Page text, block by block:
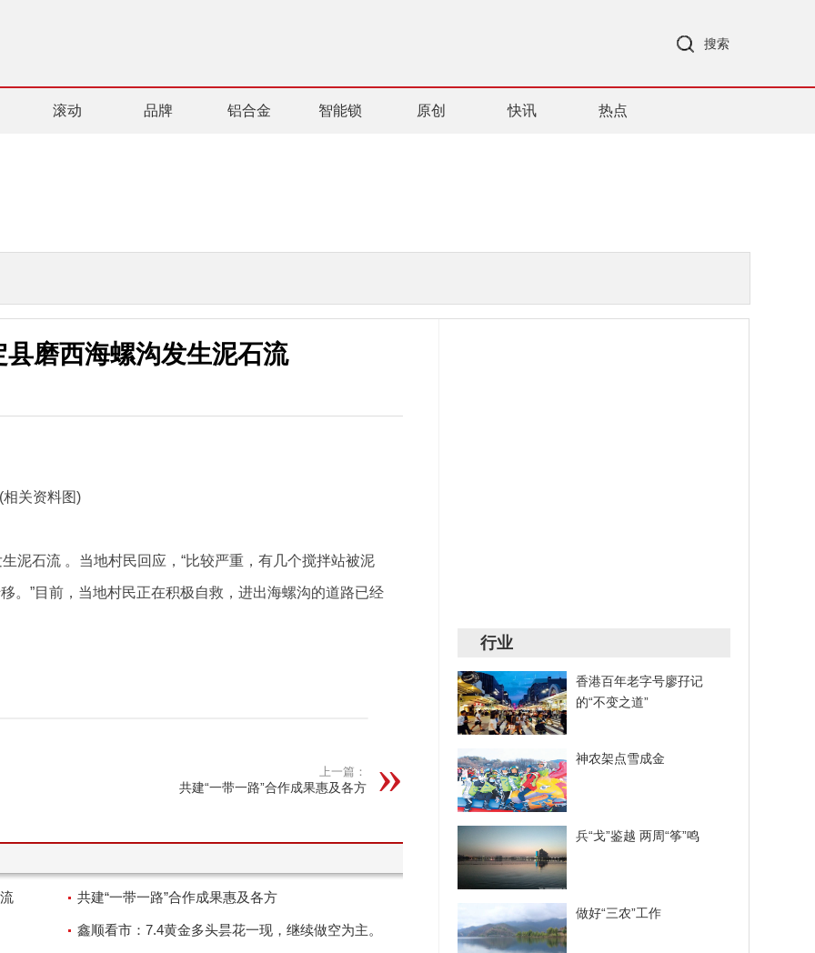
搜索
滚动 品牌 铝合金 智能锁 原创 快讯 热点
磨西海螺沟发生泥石流
(相关资料图)
泥石流 。当地村民回应，“比较严重，有几个搅拌站被泥
。”目前，当地村民正在积极自救，进出海螺沟的道路已经
上一篇：
共建“一带一路”合作成果惠及各方
共建“一带一路”合作成果惠及各方
鑫顺看市：7.4黄金多头昙花一现，继续做空为主。
行业
香港百年老字号廖孖记
的“不变之道”
神农架点雪成金
兵“戈”鉴越 两周“筝”鸣
做好“三农”工作